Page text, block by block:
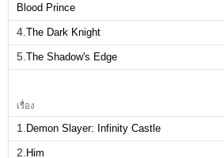
Blood Prince
4. The Dark Knight
5. The Shadow's Edge
เรื่อง
1. Demon Slayer: Infinity Castle
2. Him